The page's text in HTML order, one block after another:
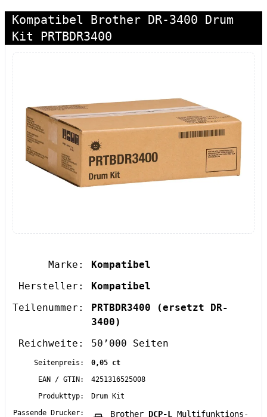
Kompatibel Brother DR-3400 Drum
Kit PRTBDR3400
Marke:
Kompatibel
Hersteller:
Kompatibel
Teilenummer:
PRTBDR3400
(ersetzt DR-
3400)
Reichweite:
50’000 Seiten
Seitenpreis:
0,05 ct
EAN / GTIN:
4251316525008
Produkttyp:
Drum Kit
Passende Drucker:
Brother DCP-L
Multifunktions-